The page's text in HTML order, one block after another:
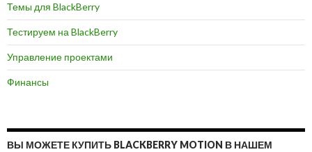
Темы для BlackBerry
Тестируем на BlackBerry
Управление проектами
Финансы
ВЫ МОЖЕТЕ КУПИТЬ BLACKBERRY MOTION В НАШЕМ